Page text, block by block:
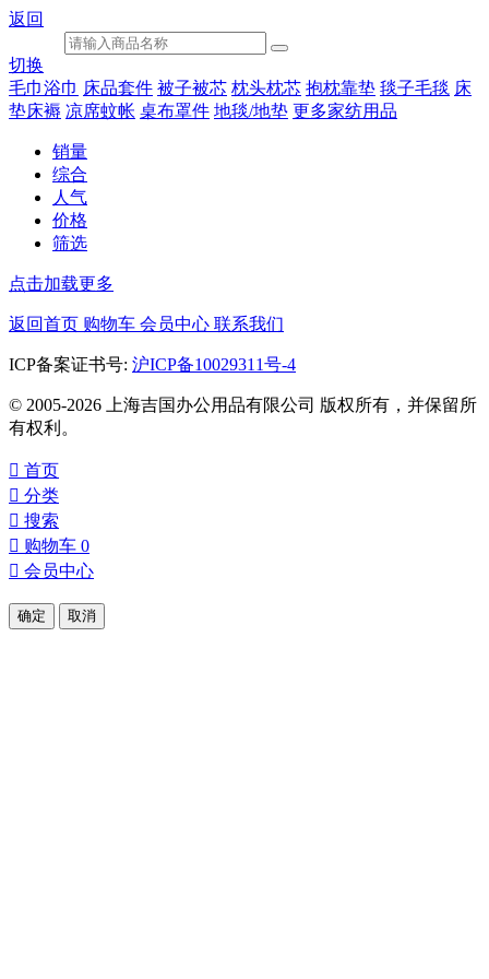
返回
切换
毛巾浴巾 床品套件 被子被芯 枕头枕芯 抱枕靠垫 毯子毛毯 床
垫床褥 凉席蚊帐 桌布罩件 地毯/地垫 更多家纺用品
销量
综合
人气
价格
筛选
点击加载更多
返回首页 购物车 会员中心 联系我们
ICP备案证书号: 沪ICP备10029311号-4
© 2005-2026 上海吉国办公用品有限公司 版权所有，并保留所
有权利。
 首页
 分类
 搜索
 购物车 0
 会员中心
确定 取消